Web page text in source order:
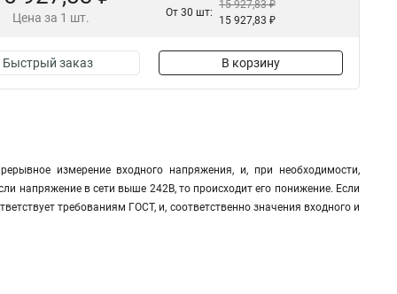
Цена за 1 шт. От 30 шт:
15 927,83 ₽
15 927,83 ₽
Быстрый заказ В корзину
измерение входного напряжения, и, при необходимости,
напряжение в сети выше 242В, то происходит его понижение. Если
требованиям ГОСТ, и, соответственно значения входного и